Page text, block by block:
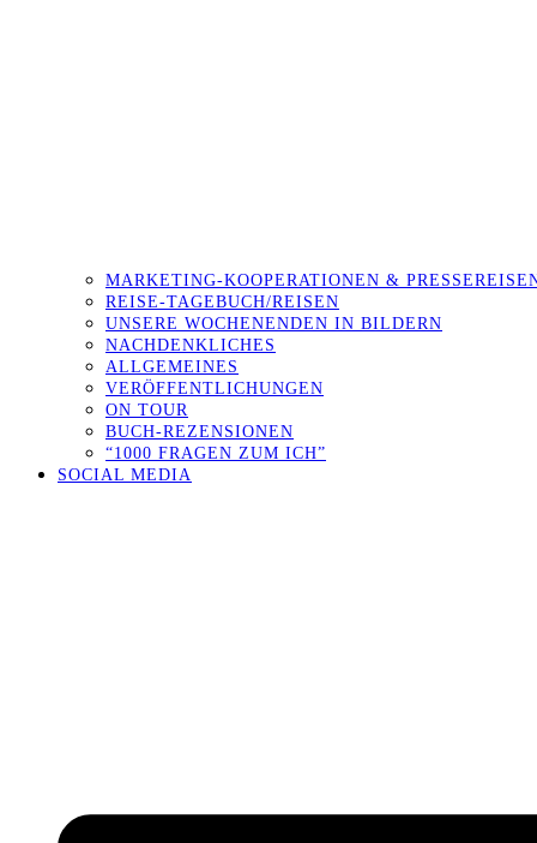
MARKETING-KOOPERATIONEN &
REISE-TAGEBUCH/REISEN
UNSERE WOCHENENDEN IN BILDERN
NACHDENKLICHES
ALLGEMEINES
VERÖFFENTLICHUNGEN
ON TOUR
BUCH-REZENSIONEN
“1000 FRAGEN ZUM ICH”
SOCIAL MEDIA